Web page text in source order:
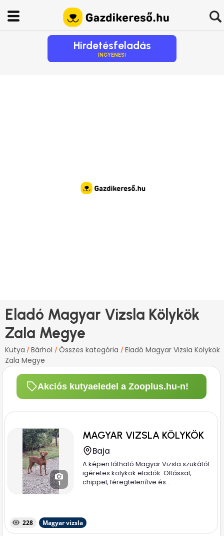
Hirdetésfeladás
INGYENES!
Eladó Magyar Vizsla Kölykök
Zala Megye
Kutya / Bárhol / Összes kategória / Eladó Magyar Vizsla Kölykök
Zala Megye
Akciós kutyaeledel a Zooplus.hu-n!
1
MAGYAR VIZSLA KÖLYKÖK
Baja
A képen látható Magyar Vizsla szukától
igéretes kölykök eladók. Oltással,
chippel, féregtelenítve és...
228 Magyar vizsla